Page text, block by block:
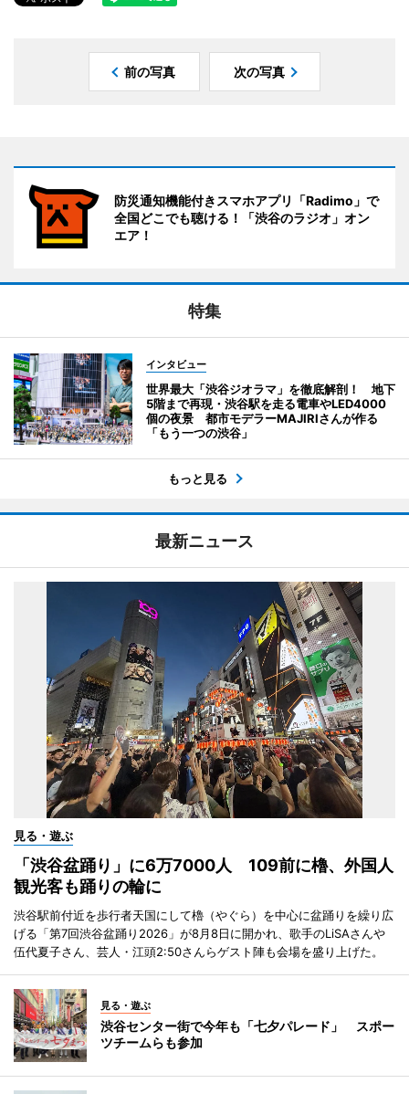
前の写真 次の写真
防災通知機能付きスマホアプリ「Radimo」で
全国どこでも聴ける！「渋谷のラジオ」オン
エア！
特集
インタビュー
世界最大「渋谷ジオラマ」を徹底解剖！ 地下
5階まで再現・渋谷駅を走る電車やLED4000
個の夜景 都市モデラーMAJIRIさんが作る
「もう一つの渋谷」
もっと見る
最新ニュース
見る・遊ぶ
「渋谷盆踊り」に6万7000人 109前に櫓、外国人
観光客も踊りの輪に
渋谷駅前付近を歩行者天国にして櫓（やぐら）を中心に盆踊りを繰り広
げる「第7回渋谷盆踊り2026」が8月8日に開かれ、歌手のLiSAさんや
伍代夏子さん、芸人・江頭2:50さんらゲスト陣も会場を盛り上げた。
見る・遊ぶ
渋谷センター街で今年も「七夕パレード」 スポー
ツチームらも参加